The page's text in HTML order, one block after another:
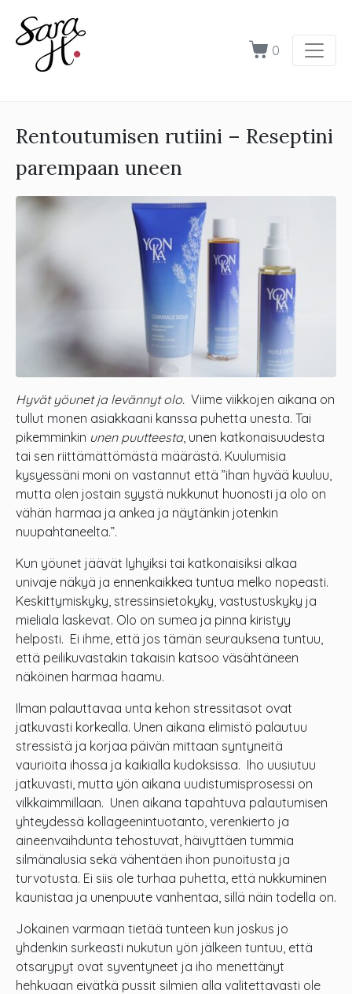
0
Rentoutumisen rutiini – Reseptini
parempaan uneen
Hyvät yöunet ja levännyt olo. Viime viikkojen aikana on
tullut monen asiakkaani kanssa puhetta unesta. Tai
pikemminkin unen puutteesta, unen katkonaisuudesta
tai sen riittämättömästä määrästä. Kuulumisia
kysyessäni moni on vastannut että ”ihan hyvää kuuluu,
mutta olen jostain syystä nukkunut huonosti ja olo on
vähän harmaa ja ankea ja näytänkin jotenkin
nuupahtaneelta.”.
Kun yöunet jäävät lyhyiksi tai katkonaisiksi alkaa
univaje näkyä ja ennenkaikkea tuntua melko nopeasti.
Keskittymiskyky, stressinsietokyky, vastustuskyky ja
mieliala laskevat. Olo on sumea ja pinna kiristyy
helposti. Ei ihme, että jos tämän seurauksena tuntuu,
että peilikuvastakin takaisin katsoo väsähtäneen
näköinen harmaa haamu.
Ilman palauttavaa unta kehon stressitasot ovat
jatkuvasti korkealla. Unen aikana elimistö palautuu
stressistä ja korjaa päivän mittaan syntyneitä
vaurioita ihossa ja kaikialla kudoksissa. Iho uusiutuu
jatkuvasti, mutta yön aikana uudistumisprosessi on
vilkkaimmillaan. Unen aikana tapahtuva palautumisen
yhteydessä kollageenintuotanto, verenkierto ja
aineenvaihdunta tehostuvat, häivyttäen tummia
silmänalusia sekä vähentäen ihon punoitusta ja
turvotusta. Ei siis ole turhaa puhetta, että nukkuminen
kaunistaa ja unenpuute vanhentaa, sillä näin todella on.
Jokainen varmaan tietää tunteen kun joskus jo
yhdenkin surkeasti nukutun yön jälkeen tuntuu, että
otsarypyt ovat syventyneet ja iho menettänyt
hehkuaan eivätkä pussit silmien alla valitettavasti ole